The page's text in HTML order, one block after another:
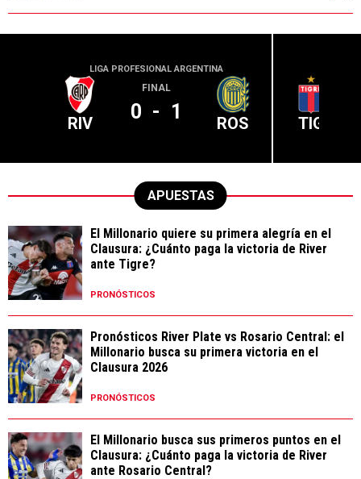
LIGA PROFESIONAL ARGENTINA
RIV
FINAL
0 - 1 ROS TIG
APUESTAS
El Millonario quiere su primera alegría en el
Clausura: ¿Cuánto paga la victoria de River
ante Tigre?
PRONÓSTICOS
Pronósticos River Plate vs Rosario Central: el
Millonario busca su primera victoria en el
Clausura 2026
PRONÓSTICOS
El Millonario busca sus primeros puntos en el
Clausura: ¿Cuánto paga la victoria de River
ante Rosario Central?